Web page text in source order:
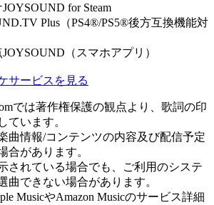
for Steam
Plus（PS4®/PS5®後方互換機能対
（スマホアプリ）
サービスを見る
では著作権保護の観点より、歌詞の印
ています。
曲情報/コンテンツの内容及び配信予定
合があります。
されている場合でも、ご利用のシステ
曲できない場合があります。
MusicやAmazon Musicのサービス詳細